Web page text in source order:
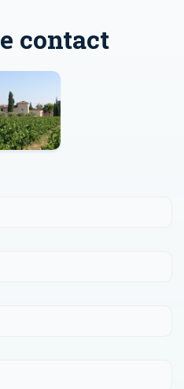
contact